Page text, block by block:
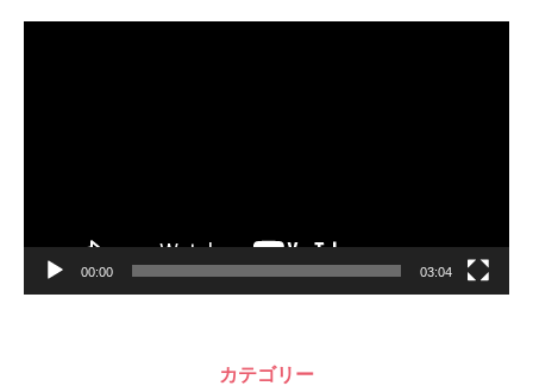
00:00 03:04
カテゴリー